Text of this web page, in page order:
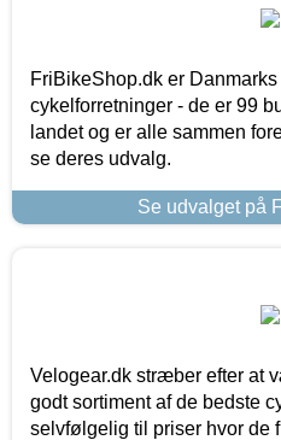
FriBikeShop.dk er
cykelforretninger - de er 99
landet og er alle sammen
se deres udvalg.
Se udvalget på
Velogear.dk stræber efter at
godt sortiment af de bedste
selvfølgelig til priser hvor de